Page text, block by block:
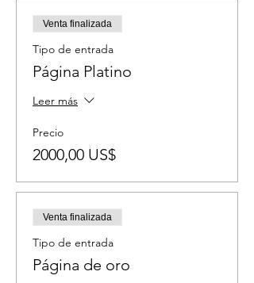
Venta finalizada
Tipo de entrada
Página Platino
Leer más
Precio
2000,00 US$
Venta finalizada
Tipo de entrada
Página de oro